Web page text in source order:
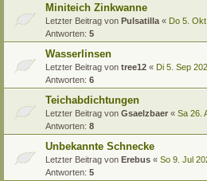
Miniteich Zinkwanne
Letzter Beitrag von Pulsatilla « Do 5.
Antworten: 5
Wasserlinsen
Letzter Beitrag von tree12 « Di 5. Sep
Antworten: 6
Teichabdichtungen
Letzter Beitrag von Gsaelzbaer « Sa 26.
Antworten: 8
Unbekannte Schnecke
Letzter Beitrag von Erebus « So 9. Jul
Antworten: 5